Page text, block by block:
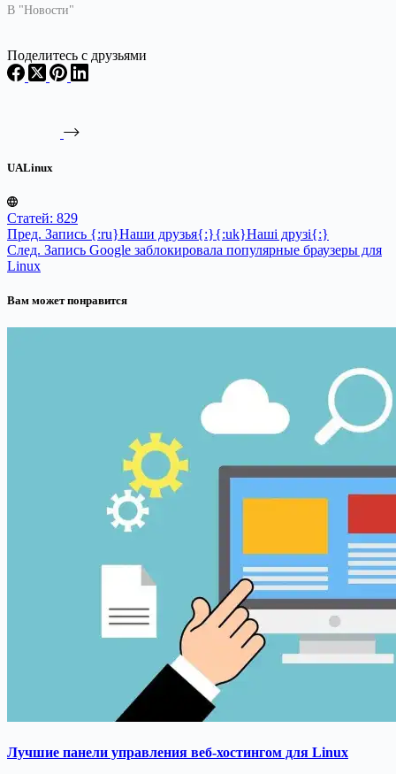
использования программных
эффективность использования
рабочего времени путем
процесса программ.
такие как: сервер баз данных
В "Новости"
Поделитесь с друзьями
UALinux
Статей: 829
Пред. Запись {:ru}Наши друзья{:}{:uk}Наші друзі{:}
След. Запись Google заблокировала популярные браузеры для
Linux
Вам может понравится
Лучшие панели управления веб-хостингом для Linux